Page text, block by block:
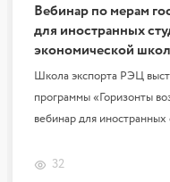
Вебинар по мерам
для иностранных
экономической
Школа экспорта РЭЦ
программы «Горизонты
вебинар для иностранных
32